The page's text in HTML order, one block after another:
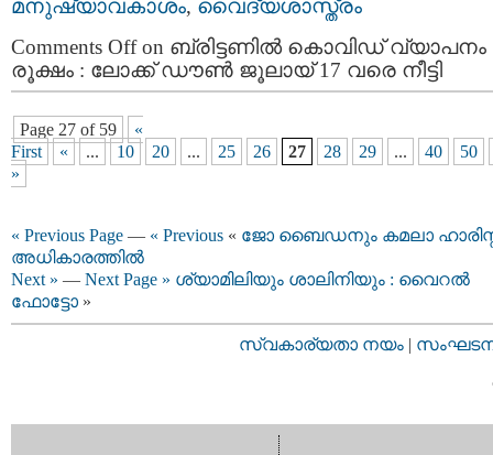
മനുഷ്യാവകാശം, വൈദ്യശാസ്ത്രം
Comments Offon ബ്രിട്ടണില്‍ കൊവിഡ്​ വ്യാപനം
രൂക്ഷം : ലോക്ക് ഡൗണ്‍ ജൂലായ് 17 വരെ നീട്ടി
Page 27 of 59
«
First
« ... 10 20 ... 25 26 27 28 29 ... 40
50
»
« Previous Page — « Previous « ജോ ബൈഡനും കമലാ
അധികാരത്തില്‍
Next » — Next Page » ശ്യാമിലിയും ശാലിനിയും : വൈറല്‍
ഫോട്ടോ »
സ്വകാര്യതാ നയം |